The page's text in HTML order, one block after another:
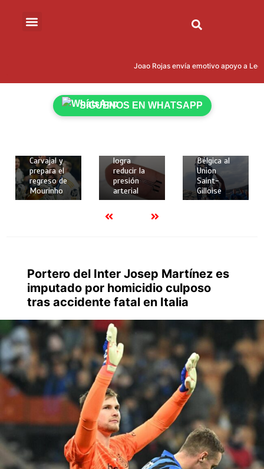
Joao Rojas envía emotivo apoyo a
SÍGUENOS EN WHATSAPP
2 mins
Carvajal y
prepara el
regreso de
Mourinho
2 mins
Crean
logra
reducir la
presión
arterial
de 2026
2 mins
Rodríguez
brilló con
gol y
Bélgica al
Union
Saint-
Gilloise
Portero del Inter Josep Martínez es
imputado por homicidio culposo
tras accidente fatal en Italia